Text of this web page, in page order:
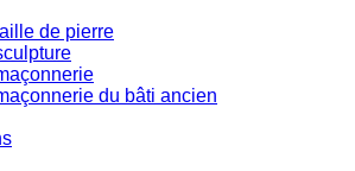
de pierre
du bâti ancien